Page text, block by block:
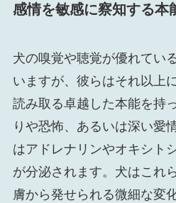
感情を敏感に察知する本
犬の嗅覚や聴覚が優れてい
いますが、彼らはそれ以上
読み取る卓越した本能を持
りや恐怖、あるいは深い愛
はアドレナリンやオキシト
が分泌されます。犬はこれ
膚から発せられる微細な変